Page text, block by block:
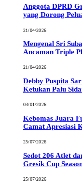
Anggota DPRD
yang Dorong
21/04/2026
Mengenal Sri
Ancaman Triple
21/04/2026
Debby Puspita
Ketukan Palu
03/01/2026
Kebomas Juara
Camat Apresiasi
25/07/2026
Sedot 206 Atlet
Gresik Cup
25/07/2026